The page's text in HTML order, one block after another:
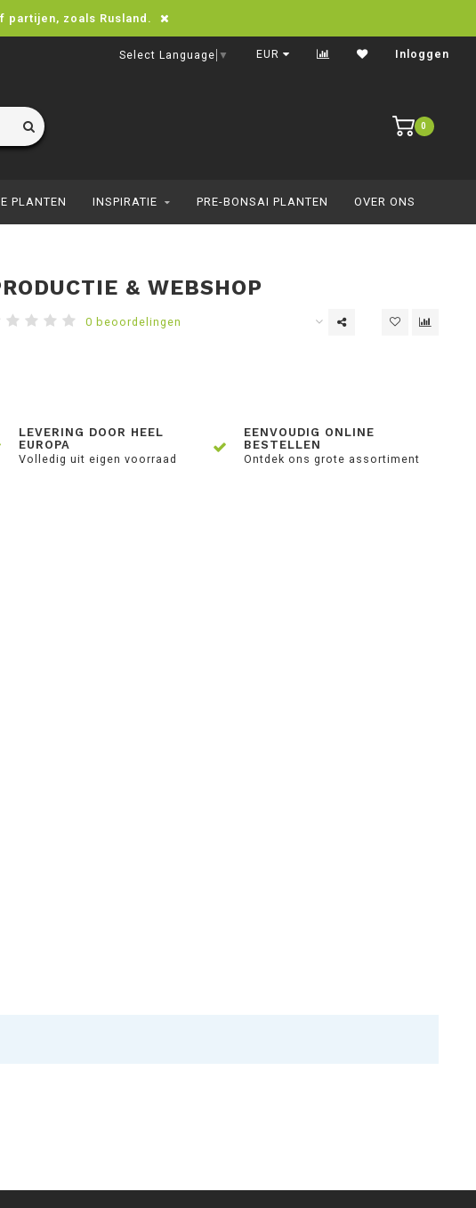
zoals Rusland.
Eenvoudig online bestellen
Select Language ▼ EUR Inloggen
0
PLANTEN INSPIRATIE PRE-BONSAI PLANTEN OVER ONS
& WEBSHOP
0 beoordelingen
LEVERING DOOR HEEL
EUROPA
Volledig uit eigen voorraad
EENVOUDIG ONLINE
BESTELLEN
Ontdek ons grote assortiment